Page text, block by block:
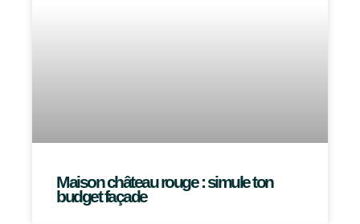
Maison château rouge : simule ton
budget façade